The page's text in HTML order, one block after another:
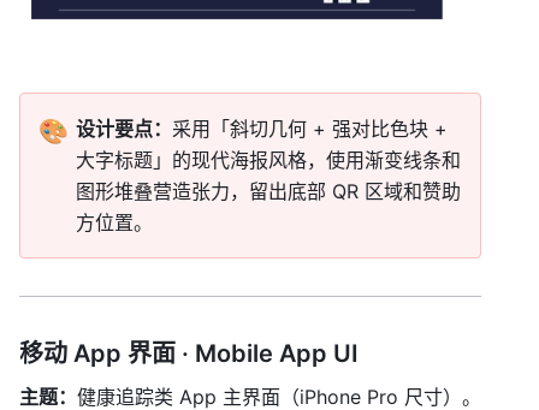
🎨 设计要点： 采用「斜切几何 + 强对比色块 +
大字标题」的现代海报风格，使用渐变线条和
图形堆叠营造张力，留出底部 QR 区域和赞助
方位置。
移动 App 界面 · Mobile App UI
主题： 健康追踪类 App 主界面（iPhone Pro 尺寸）。